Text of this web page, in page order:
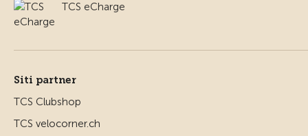
TCS eCharge
Siti partner
TCS Clubshop
TCS velocorner.ch